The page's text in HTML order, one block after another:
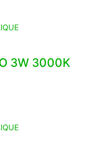
3W 3000K